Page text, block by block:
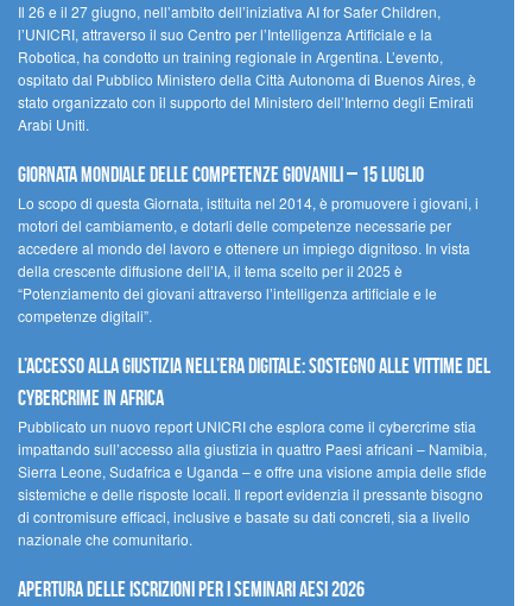
Il 26 e il 27 giugno, nell’ambito dell’iniziativa AI for Safer Children,
l’UNICRI, attraverso il suo Centro per l’Intelligenza Artificiale e la
Robotica, ha condotto un training regionale in Argentina. L’evento,
ospitato dal Pubblico Ministero della Città Autonoma di Buenos Aires, è
stato organizzato con il supporto del Ministero dell’Interno degli Emirati
Arabi Uniti.
Giornata Mondiale delle Competenze Giovanili – 15 luglio
Lo scopo di questa Giornata, istituita nel 2014, è promuovere i giovani, i
motori del cambiamento, e dotarli delle competenze necessarie per
accedere al mondo del lavoro e ottenere un impiego dignitoso. In vista
della crescente diffusione dell’IA, il tema scelto per il 2025 è
“Potenziamento dei giovani attraverso l’intelligenza artificiale e le
competenze digitali”.
L’accesso alla giustizia nell’era digitale: sostegno alle vittime del
cybercrime in Africa
Pubblicato un nuovo report UNICRI che esplora come il cybercrime stia
impattando sull’accesso alla giustizia in quattro Paesi africani – Namibia,
Sierra Leone, Sudafrica e Uganda – e offre una visione ampia delle sfide
sistemiche e delle risposte locali. Il report evidenzia il pressante bisogno
di contromisure efficaci, inclusive e basate su dati concreti, sia a livello
nazionale che comunitario.
Apertura delle iscrizioni per i seminari AESI 2026